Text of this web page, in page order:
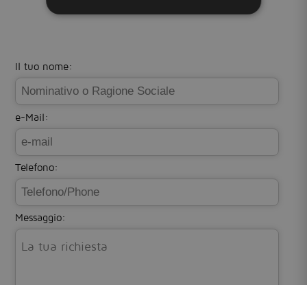
Il tuo nome:
e-Mail:
Telefono:
Messaggio: